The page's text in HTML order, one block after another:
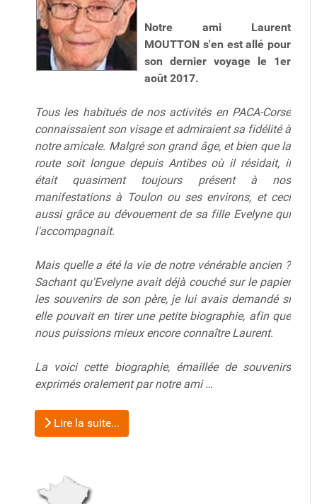
Notre ami Laurent
MOUTTON s'en est allé pour
son dernier voyage le 1er
août 2017.
Tous les habitués de nos activités en PACA-Corse
connaissaient son visage et admiraient sa fidélité à
notre amicale. Malgré son grand âge, et bien que la
route soit longue depuis Antibes où il résidait, il
était quasiment toujours présent à nos
manifestations à Toulon ou ses environs, et ceci
aussi grâce au dévouement de sa fille Evelyne qui
l'accompagnait.
Mais quelle a été la vie de notre vénérable ancien ?
Sachant qu'Evelyne avait déjà couché sur le papier
les souvenirs de son père, je lui avais demandé si
elle pouvait en tirer une petite biographie, afin que
nous puissions mieux encore connaître Laurent.
La voici cette biographie, émaillée de souvenirs
exprimés oralement par notre ami …
Lire la suite...